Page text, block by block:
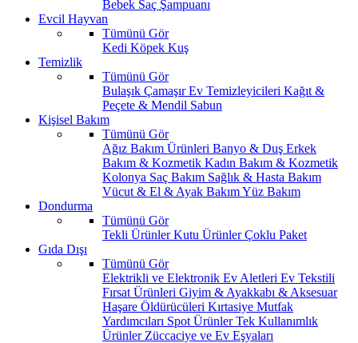
Bebek Saç Şampuanı
Evcil Hayvan
Tümünü Gör
Kedi Köpek Kuş
Temizlik
Tümünü Gör
Bulaşık ÇamaşırEv Temizleyicileri Kağıt &
Peçete & Mendil Sabun
Kişisel Bakım
Tümünü Gör
Ağız Bakım Ürünleri Banyo & Duş Erkek
Bakım & Kozmetik Kadın Bakım & Kozmetik
Kolonya Saç Bakım Sağlık & Hasta Bakım
Vücut & El & Ayak BakımYüz Bakım
Dondurma
Tümünü Gör
Tekli ÜrünlerKutu ÜrünlerÇoklu Paket
Gıda Dışı
Tümünü Gör
Elektrikli ve Elektronik Ev Aletleri Ev Tekstili
Fırsat Ürünleri Giyim & Ayakkabı & Aksesuar
Haşare Öldürücüleri Kırtasiye Mutfak
Yardımcıları Spot ÜrünlerTek Kullanımlık
Ürünler Züccaciye ve Ev Eşyaları